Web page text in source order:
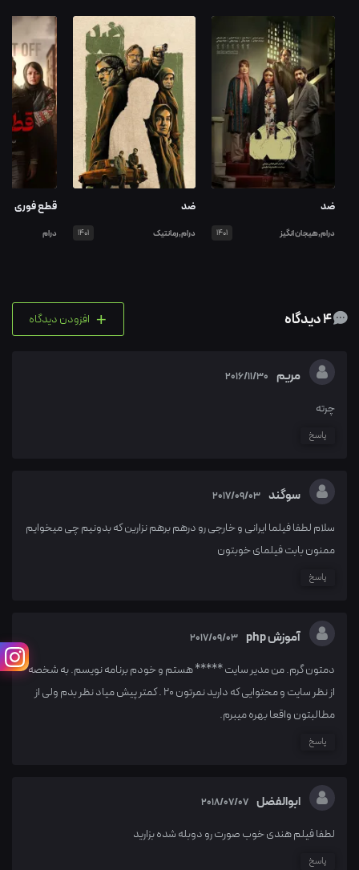
ضد
درام,هیجان انگیز 1401
ضد
درام,رمانتیک 1401
قطع فوری
درام
+ افزودن دیدگاه
مریم 2016/11/30
چرته
پاسخ
سوگند 2017/09/03
سلام لطفا فیلما ایرانی و خارجی رو درهم برهم نزارین که بدونیم چی میخوایم
ممنون بابت فیلمای خوبتون
پاسخ
آموزش php 2017/09/03
دمتون گرم. من مدیر سایت ***** هستم و خودم برنامه نویسم. به شخصه
از نظر سایت و محتوایی که دارید نمرتون 20 . کمتر پیش میاد نظر بدم ولی از
مطالبتون واقعا بهره میبرم.
پاسخ
ابوالفضل 2018/07/07
لطفا فیلم هندی خوب صورت رو دوبله شده بزارید
پاسخ